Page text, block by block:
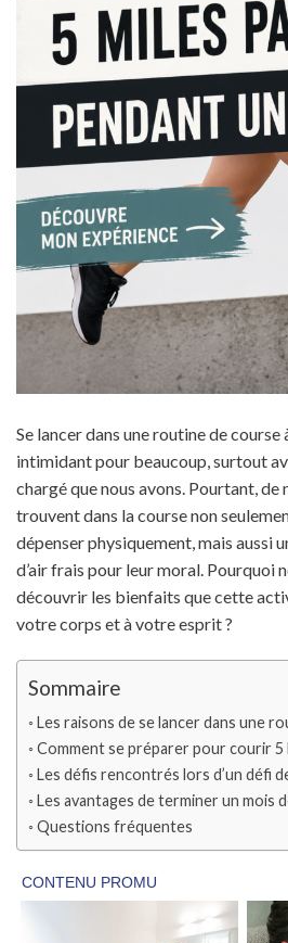
Se lancer dans une routine de
intimidant pour beaucoup, surtout
chargé que nous avons. Pourtant, de
trouvent dans la course non
dépenser physiquement, mais aussi
d’air frais pour leur moral. Pourquoi
découvrir les bienfaits que cette
votre corps et à votre esprit ?
Sommaire
Les raisons de se lancer dans une
Comment se préparer pour courir 5
Les défis rencontrés lors d’un défi
Les avantages de terminer un mois
Questions fréquentes